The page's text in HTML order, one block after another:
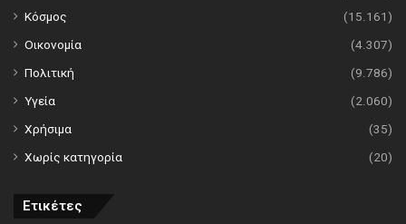
Κόσμος
(15.161)
Οικονομία
(4.307)
Πολιτική
(9.786)
Υγεία
(2.060)
Χρήσιμα
(35)
Χωρίς κατηγορία
(20)
Ετικέτες